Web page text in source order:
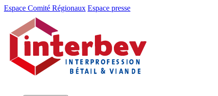
Aller
Aller
contenu
Espace Comité Régionaux Espace presse